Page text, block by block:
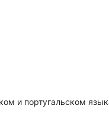
и португальском